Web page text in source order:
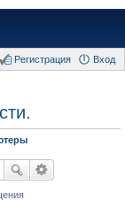
Вход
Регистрация